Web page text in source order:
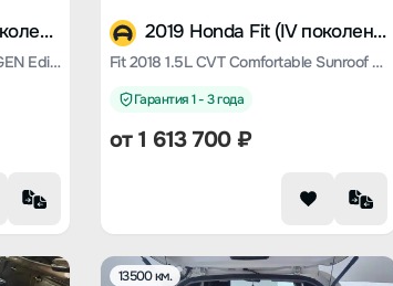
2022 Honda Fit (IV поколение)
Fit 2022 1.5L CVT Unlimited MUGEN Edition
2019 Honda Fit (IV поколение)
Fit 2018 1.5L CVT Comfortable Sunroof version
Гарантия 1 - 3 года
от1 613 700₽
13500 км.